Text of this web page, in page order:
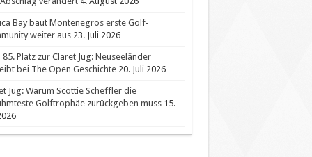
Bay baut Montenegros erste Golf-
weiter aus 23. Juli 2026
85. Platz zur Claret Jug: Neuseeländer
bei The Open Geschichte 20. Juli 2026
Jug: Warum Scottie Scheffler die
Golftrophäe zurückgeben muss 15.